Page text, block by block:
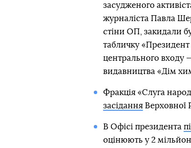
засудженого
журналіста Павла
стіни ОП, закидали
табличку
центрального входу
видавництва «Дім
Фракція «Слуга
засіданняВерховної
В Офісі президента
оцінюють у 2